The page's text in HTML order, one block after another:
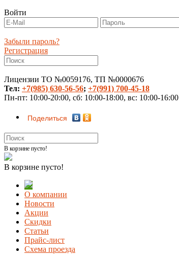
Войти
Забыли пароль?
Регистрация
Лицензии ТО №0059176, ТП №0000676
Тел: +7(985) 630-56-56; +7(991) 700-45-18
Пн-пт: 10:00-20:00, сб: 10:00-18:00, вс: 10:00-16:00
Поделиться
В корзине пусто!
В корзине пусто!
О компании
Новости
Акции
Скидки
Статьи
Прайс-лист
Схема проезда